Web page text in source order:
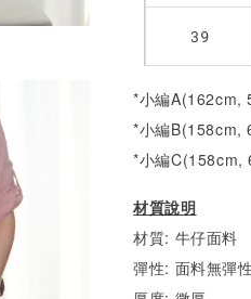
39
*小編A(162cm,
*小編B(158cm,
*小編C(158cm,
材質說明
材質: 牛仔面料
彈性: 面料無彈性